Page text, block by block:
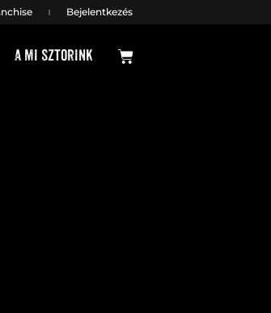
Bejelentkezés
A mi sztorink Kosár